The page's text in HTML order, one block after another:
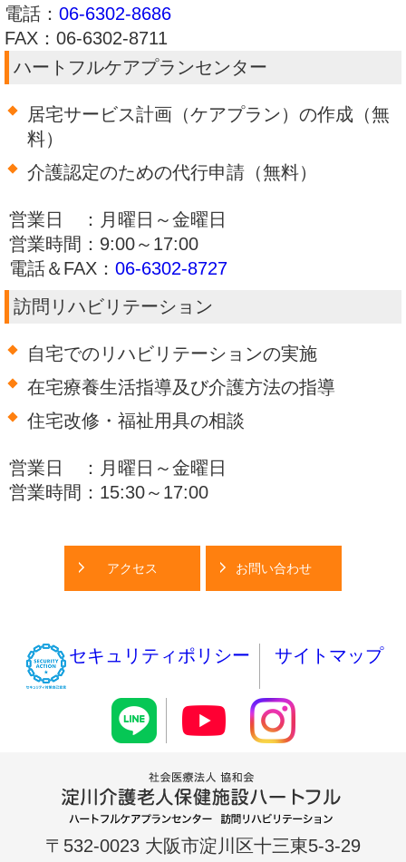
電話： 06-6302-8686
FAX：06-6302-8711
ハートフルケアプランセンター
居宅サービス計画（ケアプラン）の作成（無
料）
介護認定のための代行申請（無料）
営業日 ：月曜日～金曜日
営業時間：9:00～17:00
電話＆FAX： 06-6302-8727
訪問リハビリテーション
自宅でのリハビリテーションの実施
在宅療養生活指導及び介護方法の指導
住宅改修・福祉用具の相談
営業日 ：月曜日～金曜日
営業時間：15:30～17:00
アクセス お問い合わせ
セキュリティポリシー サイトマップ
〒532-0023 大阪市淀川区十三東5-3-29